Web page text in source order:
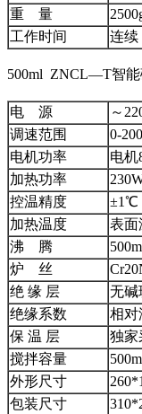
重 量
工作时间
连续
500ml ZNCL—T智能
电 源
～
调速范围
0-
电机功率
电机
加热功率
控温精度
±1℃
加热温度
表面
沸 腾
炉 丝
绝 缘 层
无碱
绝缘系数
相对
保 温 层
独家
搅拌容量
外形尺寸
包装尺寸